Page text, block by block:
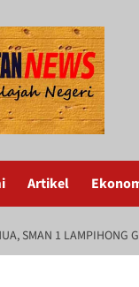
Artikel
SMAN 1 LAMPIHONG